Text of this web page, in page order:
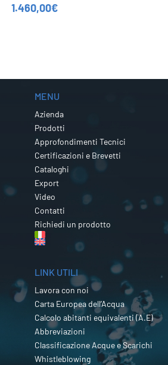
1.460,00€
MENU
Azienda
Prodotti
Approfondimenti Tecnici
Certificazioni e Brevetti
Cataloghi
Export
Video
Contatti
Richiedi un prodotto
LINK UTILI
Lavora con noi
Carta Europea dell’Acqua
Calcolo abitanti equivalenti (A.E)
Abbreviazioni
Classificazione Acque e Scarichi
Whistleblowing